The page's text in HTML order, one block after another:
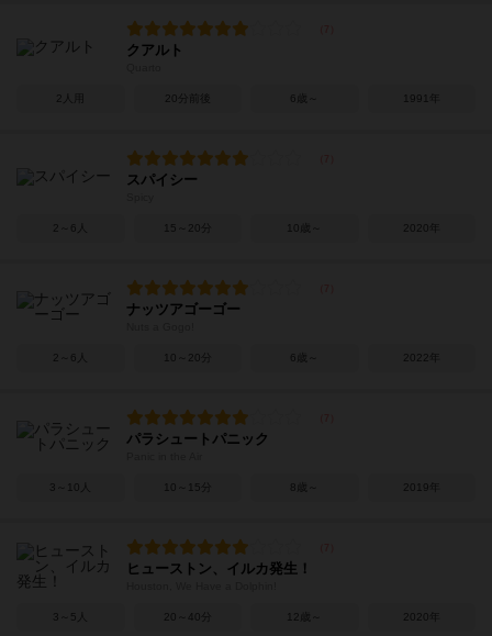
クアルト
2人用 20分前後 6歳～ 1991年
スパイシー
2～6人 15～20分 10歳～ 2020年
ナッツアゴーゴー
2～6人 10～20分 6歳～ 2022年
パラシュートパニック
3～10人 10～15分 8歳～ 2019年
ヒューストン、イルカ発生！
3～5人 20～40分 12歳～ 2020年